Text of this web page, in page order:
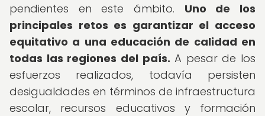
pendientes en este ámbito. Uno de los
principales retos es garantizar el acceso
equitativo a una educación de calidad en
todas las regiones del país. A pesar de los
esfuerzos realizados, todavía persisten
desigualdades en términos de infraestructura
escolar, recursos educativos y formación